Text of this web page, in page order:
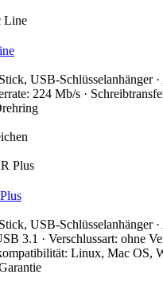
USB-Schlüsselanhänger
224 Mb/s ·
USB-Schlüsselanhänger
3.1 · Verschlussart: ohne
Linux, Mac OS,